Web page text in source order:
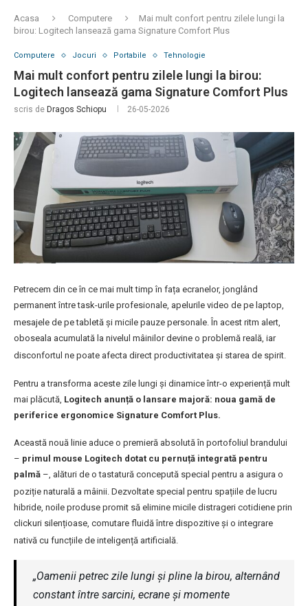
Acasa Computere
Mai mult confort pentru zilele lungi la
birou: Logitech lansează gama Signature Comfort Plus
Computere Jocuri Portabile Tehnologie
Mai mult confort pentru zilele lungi la birou:
Logitech lansează gama Signature Comfort Plus
scris de Dragos Schiopu 26-05-2026
Petrecem din ce în ce mai mult timp în fața ecranelor, jonglând
permanent între task-urile profesionale, apelurile video de pe laptop,
mesajele de pe tabletă și micile pauze personale. În acest ritm alert,
oboseala acumulată la nivelul mâinilor devine o problemă reală, iar
disconfortul ne poate afecta direct productivitatea și starea de spirit.
Pentru a transforma aceste zile lungi și dinamice într-o experiență mult
mai plăcută, Logitech anunță o lansare majoră: noua gamă de
periferice ergonomice Signature Comfort Plus.
Această nouă linie aduce o premieră absolută în portofoliul brandului
– primul mouse Logitech dotat cu pernuță integrată pentru
palmă –, alături de o tastatură concepută special pentru a asigura o
poziție naturală a mâinii . Dezvoltate special pentru spațiile de lucru
hibride, noile produse promit să elimine micile distrageri cotidiene prin
clickuri silențioase, comutare fluidă între dispozitive și o integrare
nativă cu funcțiile de inteligență artificială.
„Oamenii petrec zile lungi și pline la birou, alternând
constant între sarcini, ecrane și momente